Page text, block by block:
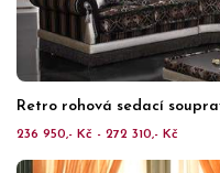
Retro rohová sedací
236 950,- Kč - 272 310,- Kč